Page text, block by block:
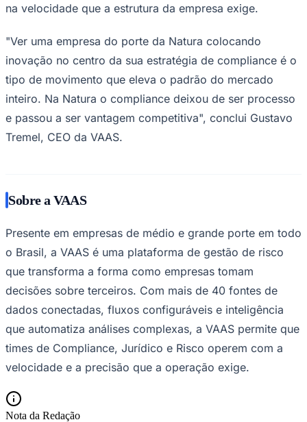
Palmeiras
na velocidade que a estrutura da empresa exige.
"Ver uma empresa do porte da Natura colocando
inovação no centro da sua estratégia de compliance é o
tipo de movimento que eleva o padrão do mercado
inteiro. Na Natura o compliance deixou de ser processo
e passou a ser vantagem competitiva", conclui Gustavo
Tremel, CEO da VAAS.
Sobre a VAAS
Presente em empresas de médio e grande porte em todo
o Brasil, a VAAS é uma plataforma de gestão de risco
que transforma a forma como empresas tomam
decisões sobre terceiros. Com mais de 40 fontes de
dados conectadas, fluxos configuráveis e inteligência
que automatiza análises complexas, a VAAS permite que
times de Compliance, Jurídico e Risco operem com a
velocidade e a precisão que a operação exige.
Nota da Redação